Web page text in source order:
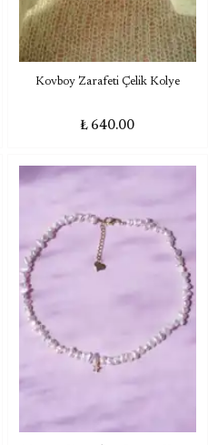
Kovboy Zarafeti Çelik Kolye
₺ 640.00